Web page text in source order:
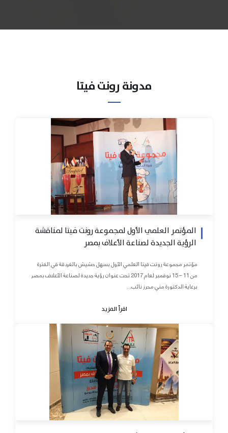
مدونة رونت فيتا
المؤتمر العلمي الأول لمجموعة رونت فيتا لمناقشة
الرؤية الجديدة لصناعة الأعلاف بمصر
مؤتمر مجموعة رونت فيتا العلمي الأول بسهل حشيش بالغردقة في الفترة
من 11 – 15 نوفمبر لعام 2017 تحت عنوان رؤية جديدة لصناعة الأعلاف بمصر
برعاية الدكتورة مني محرز نائب...
اقرأ المزيد